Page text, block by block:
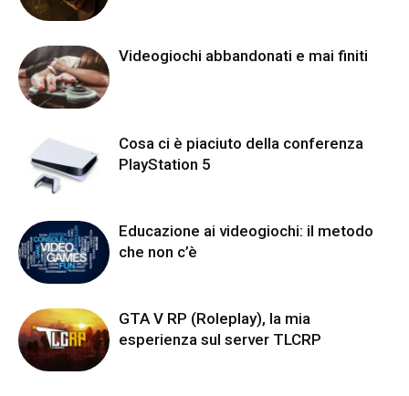
Videogiochi abbandonati e mai finiti
Cosa ci è piaciuto della conferenza
PlayStation 5
Educazione ai videogiochi: il metodo
che non c’è
GTA V RP (Roleplay), la mia
esperienza sul server TLCRP